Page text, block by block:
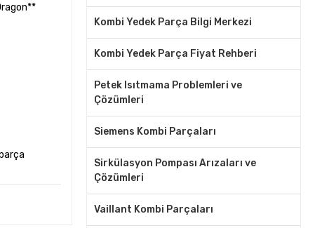
Kombi Yedek Parça Bilgi Merkezi
Kombi Yedek Parça Fiyat Rehberi
Petek Isıtmama Problemleri ve
Çözümleri
Siemens Kombi Parçaları
Sirkülasyon Pompası Arızaları ve
Çözümleri
Vaillant Kombi Parçaları